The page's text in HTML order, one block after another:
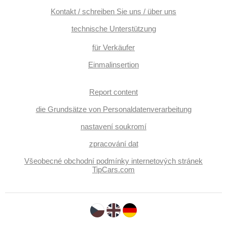
Kontakt / schreiben Sie uns / über uns
technische Unterstützung
für Verkäufer
Einmalinsertion
Report content
die Grundsätze von Personaldatenverarbeitung
nastavení soukromí
zpracování dat
Všeobecné obchodní podmínky internetových stránek
TipCars.com